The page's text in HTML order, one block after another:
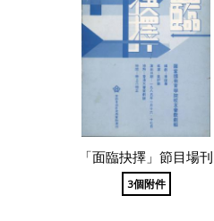
「面臨抉擇」節目場刊
3個附件